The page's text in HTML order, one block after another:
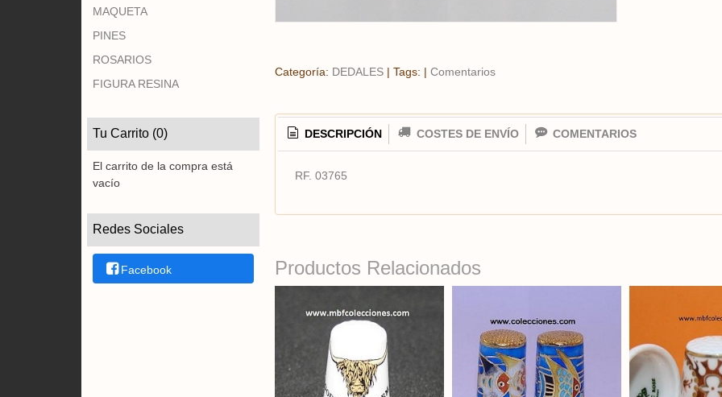
MAQUETA
PINES
ROSARIOS
FIGURA RESINA
Tu Carrito (0)
El carrito de la compra está
vacío
Redes Sociales
Facebook
DESCRIPCIÓN COSTES DE ENVÍO COMENTARIOS
Productos Relacionados